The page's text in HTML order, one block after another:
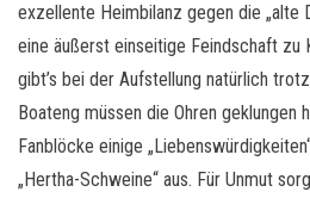
exzellente Heimbilanz gegen die „alte
eine äußerst einseitige Feindschaft zu
gibt’s bei der Aufstellung natürlich
Boateng müssen die Ohren geklungen
Fanblöcke einige
„Hertha-Schweine“ aus. Für Unmut